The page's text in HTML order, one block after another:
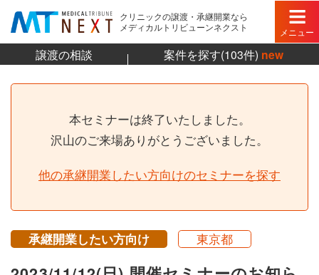
クリニックの譲渡・承継開業なら
メディカルトリビューンネクスト
メニュー
譲渡の相談 案件を探す(103件) new
本セミナーは終了いたしました。
沢山のご来場ありがとうございました。
他の承継開業したい方向けのセミナーを探す
承継開業したい方向け 東京都